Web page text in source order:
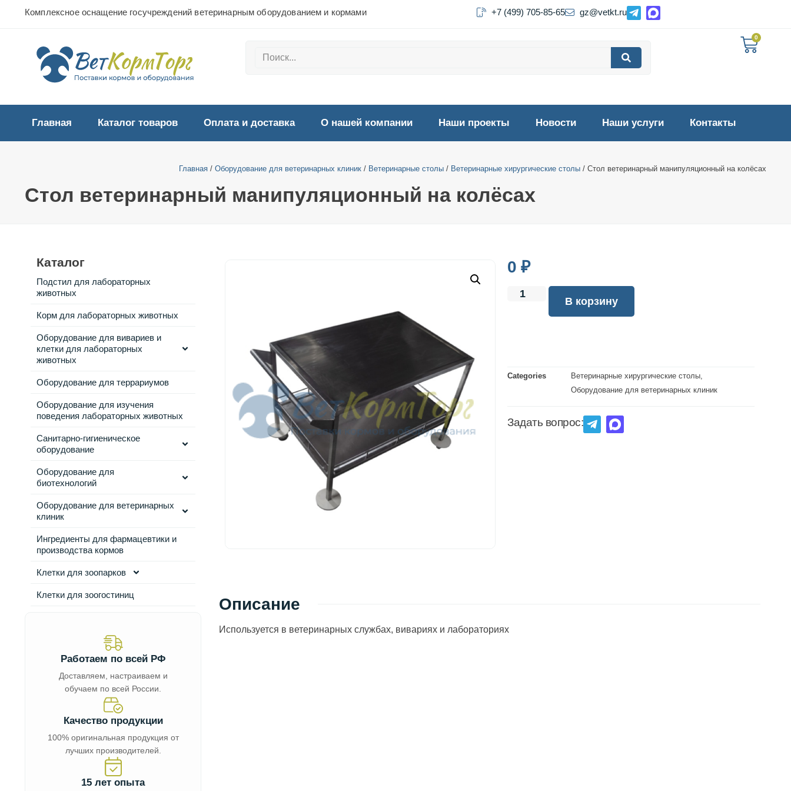
Комплексное оснащение госучреждений ветеринарным оборудованием и кормами +7 (499) 705-85-65 gz@vetkt.ru
0
Главная Каталог товаров Оплата и доставка О нашей компании Наши проекты Новости Наши услуги Контакты
Главная / Оборудование для ветеринарных клиник / Ветеринарные столы / Ветеринарные хирургические столы / Стол ветеринарный манипуляционный на колёсах
Стол ветеринарный манипуляционный на колёсах
Каталог
Подстил для лабораторных
животных
Корм для лабораторных животных
Оборудование для вивариев и
клетки для лабораторных
животных
Оборудование для террариумов
Оборудование для изучения
поведения лабораторных животных
Санитарно-гигиеническое
оборудование
Оборудование для
биотехнологий
Оборудование для ветеринарных
клиник
Ингредиенты для фармацевтики и
производства кормов
Клетки для зоопарков
Клетки для зоогостиниц
Работаем по всей РФ
Доставляем, настраиваем и
обучаем по всей России.
Качество продукции
100% оригинальная продукция от
лучших производителей.
15 лет опыта
0₽
В корзину
Categories Ветеринарные хирургические столы,
Оборудование для ветеринарных клиник
Задать вопрос:
Описание
Используется в ветеринарных службах, вивариях и лабораториях